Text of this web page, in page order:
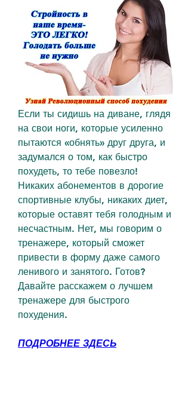
Если ты сидишь на диване, глядя
на свои ноги, которые усиленно
пытаются «обнять» друг друга, и
задумался о том, как быстро
похудеть, то тебе повезло!
Никаких абонементов в дорогие
спортивные клубы, никаких диет,
которые оставят тебя голодным и
несчастным. Нет, мы говорим о
тренажере, который сможет
привести в форму даже самого
ленивого и занятого. Готов?
Давайте расскажем о лучшем
тренажере для быстрого
похудения.
ПОДРОБНЕЕ ЗДЕСЬ